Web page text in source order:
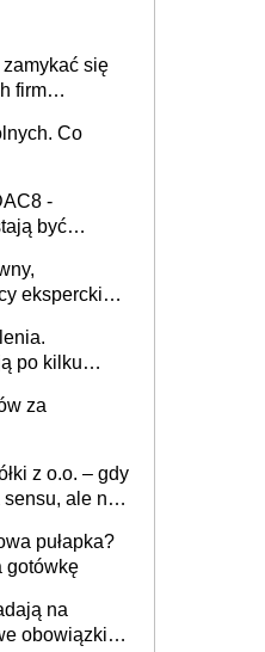
się
firm
Co
-
być
eksperckiej -
po kilku
za
z o.o. – gdy
sensu, ale nie
pułapka?
gotówkę
na
obowiązki w